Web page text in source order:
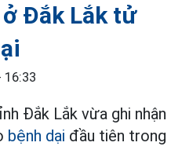
Đắk Lắk tử
16:33
Đắk Lắk vừa ghi nhận
bệnh dại đầu tiên trong